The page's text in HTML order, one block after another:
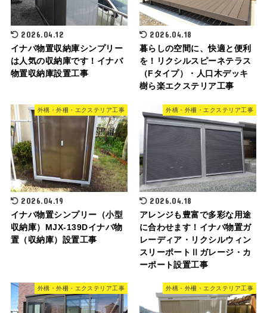
2026.04.12
イナバ物置収納庫シンプリー
は人気の収納庫です！イナバ
物置収納庫設置工事
2026.04.18
暮らしの空間に、快適と便利
を！リクシルスピーネテラス
（Fタイプ）・人口木デッキ
樹ら楽エクステリア工事
外構・外柵・エクステリア工事
2026.04.19
イナバ物置シンプリー（小型
収納庫）MJX-139Dイナバ物
置（収納庫）設置工事
外構・外柵・エクステリア工事
2026.04.18
アレンジも豊富で多彩な用途
に合わせます！イナバ物置ガ
レーディア・リクシルウィン
スリーポートⅡガレージ・カ
ーポート設置工事
外構・外柵・エクステリア工事 外構・外柵・エクステリア工事